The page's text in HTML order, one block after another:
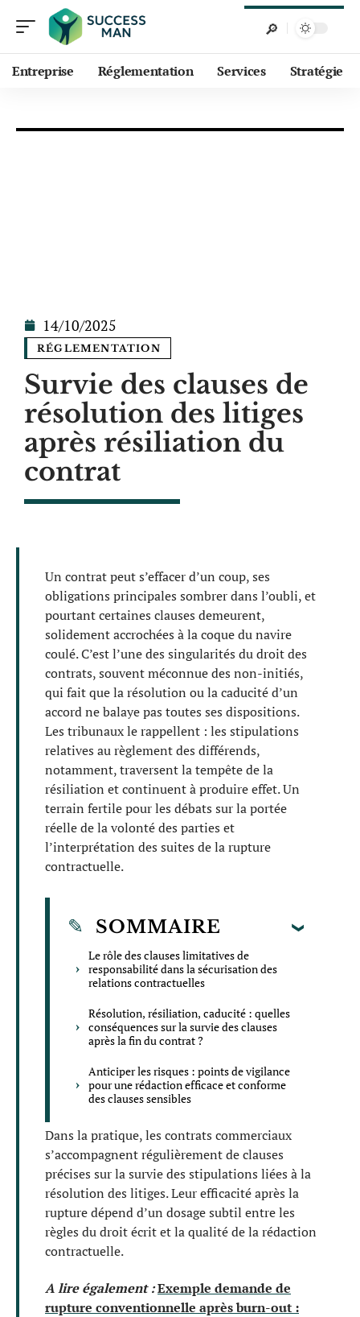
Entreprise Réglementation Services Stratégie
14/10/2025
RÉGLEMENTATION
Survie des clauses de
résolution des litiges
après résiliation du
contrat
Un contrat peut s’effacer d’un coup, ses
obligations principales sombrer dans l’oubli, et
pourtant certaines clauses demeurent,
solidement accrochées à la coque du navire
coulé. C’est l’une des singularités du droit des
contrats, souvent méconnue des non-initiés,
qui fait que la résolution ou la caducité d’un
accord ne balaye pas toutes ses dispositions.
Les tribunaux le rappellent : les stipulations
relatives au règlement des différends,
notamment, traversent la tempête de la
résiliation et continuent à produire effet. Un
terrain fertile pour les débats sur la portée
réelle de la volonté des parties et
l’interprétation des suites de la rupture
contractuelle.
SOMMAIRE
Le rôle des clauses limitatives de
responsabilité dans la sécurisation des
relations contractuelles
Résolution, résiliation, caducité : quelles
conséquences sur la survie des clauses
après la fin du contrat ?
Anticiper les risques : points de vigilance
pour une rédaction efficace et conforme
des clauses sensibles
Dans la pratique, les contrats commerciaux
s’accompagnent régulièrement de clauses
précises sur la survie des stipulations liées à la
résolution des litiges. Leur efficacité après la
rupture dépend d’un dosage subtil entre les
règles du droit écrit et la qualité de la rédaction
contractuelle.
A lire également :Exemple demande de
rupture conventionnelle après burn-out :